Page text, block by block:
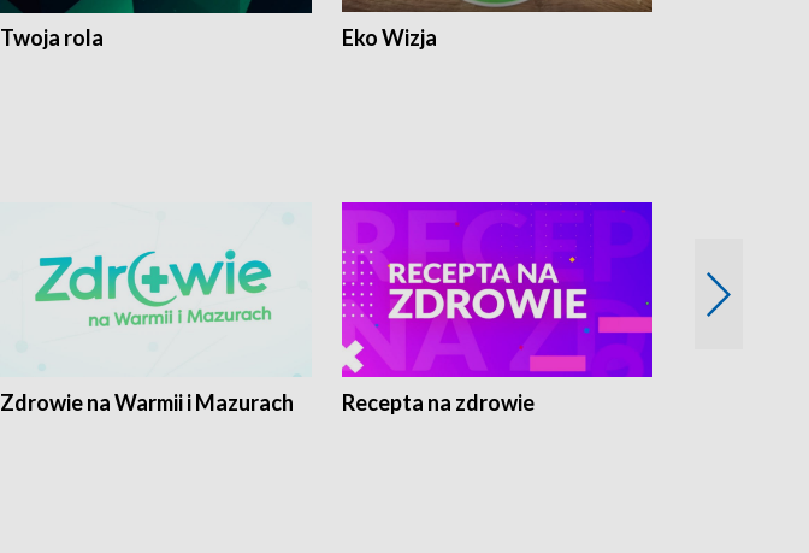
Twoja rola Eko Wizja
Zdrowie na Warmii i Mazurach Recepta na zdrowie